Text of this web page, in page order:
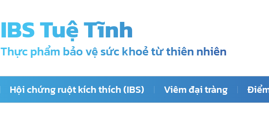
IBS Tuệ Tĩnh
Thực phẩm bảo vệ sức khoẻ từ thiên nhiên
Hội chứng ruột kích thích (IBS) Viêm đại tràng